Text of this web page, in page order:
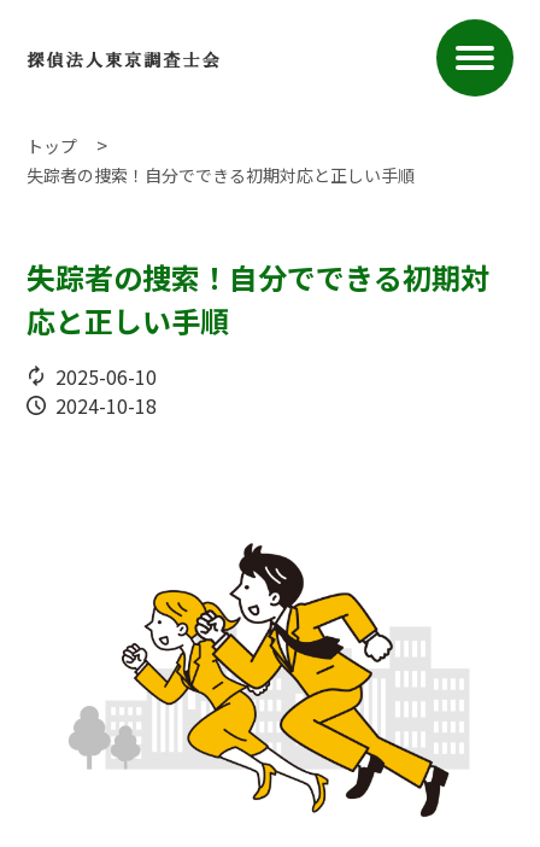
トップ
失踪者の捜索！自分でできる初期対応と正しい手順
失踪者の捜索！自分でできる初期対
応と正しい手順
2025-06-10
2024-10-18